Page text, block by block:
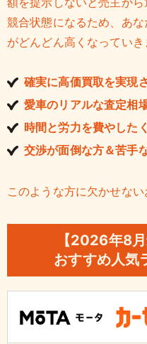
競合状態になるため、あ
がどんどん高くなっていき
確実に高価買取を実現
愛車のリアルな査定相
時間と労力を費やした
交渉が面倒な方＆苦手
このような方に欠かせない
【2026年8
おすすめ人気